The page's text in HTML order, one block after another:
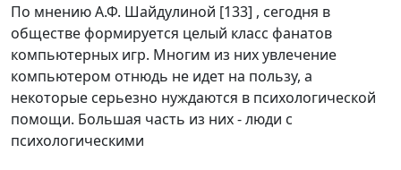
По мнению А.Ф. Шайдулиной [133] , сегодня в
обществе формируется целый класс фанатов
компьютерных игр. Многим из них увлечение
компьютером отнюдь не идет на пользу, а
некоторые серьезно нуждаются в психологической
помощи. Большая часть из них - люди с
психологическими